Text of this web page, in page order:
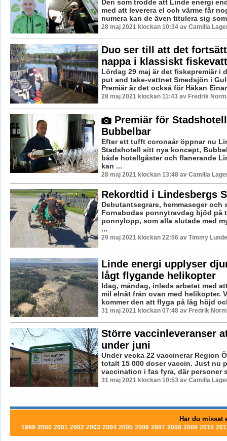
Den som trodde att Linde energi
med att leverera el och värme får
numera kan de även titulera sig
28 maj 2021 klockan 10:34 av Camilla
Duo ser till att det
nappa i klassiskt
Lördag 29 maj är det fiskepremiär i
put and take-vattnet Smedsjön i
Premiär är det också för Håkan
28 maj 2021 klockan 11:43 av Fredrik
Premiär för
Bubbelbar
Efter ett tufft coronaår öppnar nu
Stadshotell sitt nya koncept,
både hotellgäster och flanerande
kan ...
28 maj 2021 klockan 13:48 av Camilla
Rekordtid i Lindesbergs
Debutantsegrare, hemmaseger och
Fornabodas ponnytravdag bjöd på
ponnylopp, som alla slutade med
...
29 maj 2021 klockan 22:56 av Timmy
Linde energi upplyser
lågt flygande helikopter
Idag, måndag, inleds arbetet med
mil elnät från ovan med helikopter.
kommer den att flyga på låg höjd
31 maj 2021 klockan 07:48 av Fredrik
Större vaccinleveranser
under juni
Under vecka 22 vaccinerar Region
totalt 15 000 doser vaccin. Just nu
vaccination i fas fyra, där personer
31 maj 2021 klockan 10:53 av Camilla
Har du missat
1999 2000 2001 2002 2003 2004 2005 2006 2007 2008 2009 2010